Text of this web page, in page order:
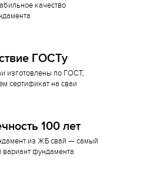
качество
ГОСТу
изготовлены по ГОСТ,
сертификат на сваи
100 лет
из ЖБ свай — самый
фундамента